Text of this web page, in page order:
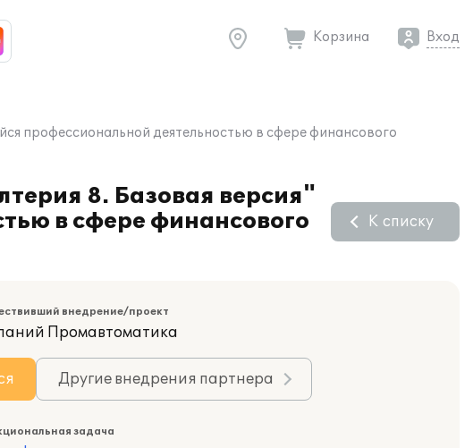
Корзина Вход
профессиональной деятельностью в сфере финансового
8. Базовая версия"
в сфере финансового
К списку
внедрение/проект
Промавтоматика
Другие внедрения партнера
задача